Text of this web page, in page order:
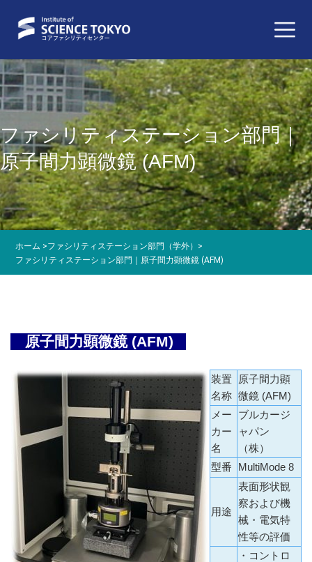
ホーム >ファシリティステーション部門（学外） >
ファシリティステーション部門｜原子間力顕微鏡 (AFM)
ファシリティステーション部門｜
原子間力顕微鏡 (AFM)
原子間力顕微鏡 (AFM)
装置
名称
原子間力顕
微鏡 (AFM)
メー
カー
名
ブルカージ
ャパン
（株）
型番
MultiMode 8
用途
表面形状観
察および機
械・電気特
性等の評価
・コントロ